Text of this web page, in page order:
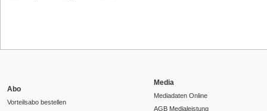
Abo
Vorteilsabo bestellen
Media
Mediadaten Online
AGB Medialeistung